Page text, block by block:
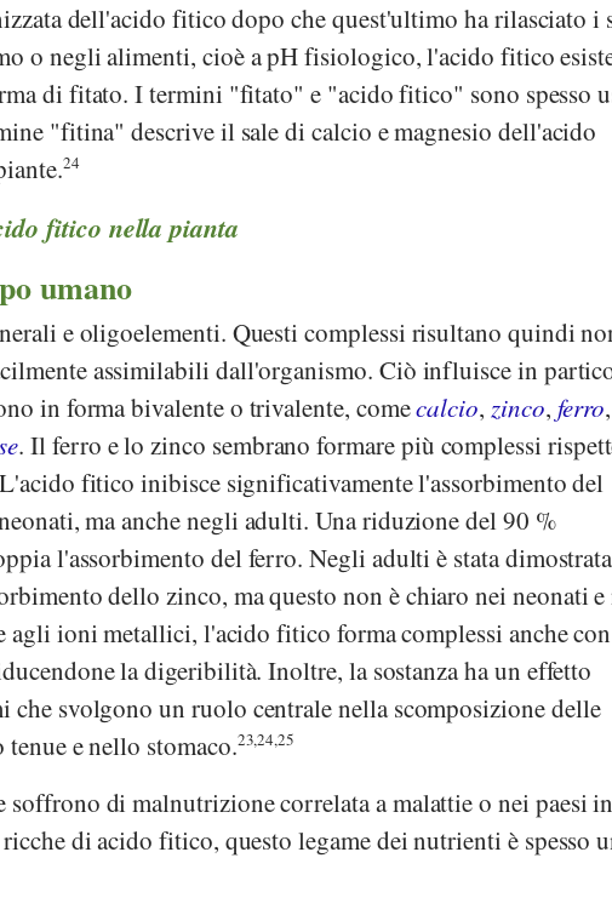
dell'acido fitico dopo che quest'ultimo ha rilasciato i
o negli alimenti, cioè a pH fisiologico, l'acido fitico
di fitato. I termini "fitato" e "acido fitico" sono spesso
"fitina" descrive il sale di calcio e magnesio dell'acido
24
fitico nella pianta
umano
e oligoelementi. Questi complessi risultano quindi
assimilabili dall'organismo. Ciò influisce in
in forma bivalente o trivalente, comecalcio, zinco, ferro,
. Il ferro e lo zinco sembrano formare più complessi
fitico inibisce significativamente l'assorbimento del
ma anche negli adulti. Una riduzione del 90 %
l'assorbimento del ferro. Negli adulti è stata dimostrata
dello zinco, ma questo non è chiaro nei neonati e
ioni metallici, l'acido fitico forma complessi anche
la digeribilità. Inoltre, la sostanza ha un effetto
svolgono un ruolo centrale nella scomposizione delle
e nello stomaco.23,24,25
soffrono di malnutrizione correlata a malattie o nei paesi
di acido fitico, questo legame dei nutrienti è spesso